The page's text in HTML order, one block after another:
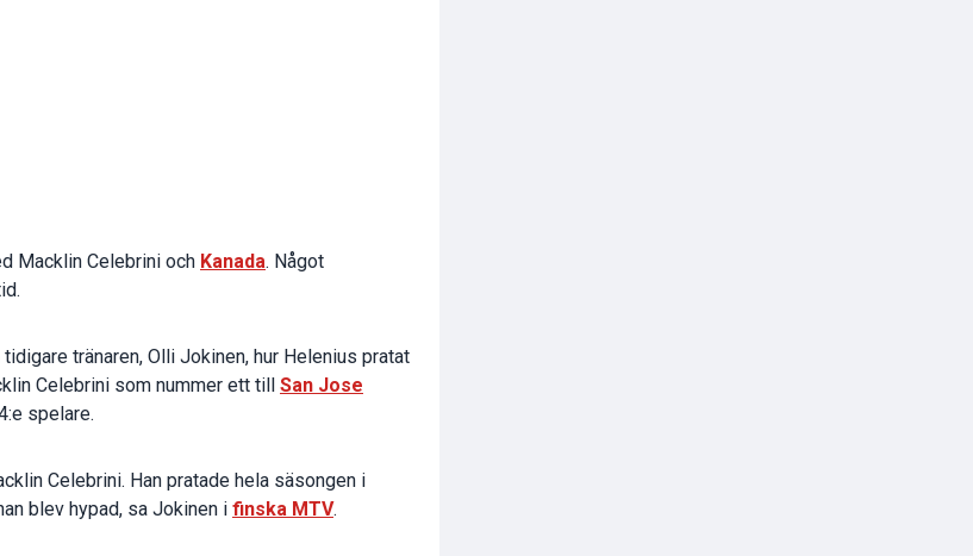
Macklin Celebrini och Kanada. Något
tränaren, Olli Jokinen, hur Helenius pratat
Celebrini som nummer ett till San Jose
spelare.
Celebrini. Han pratade hela säsongen i
blev hypad, sa Jokinen i finska MTV.